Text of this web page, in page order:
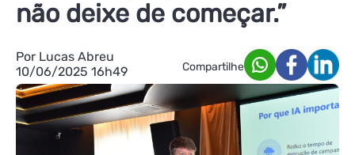
não deixe de começar.”
Por Lucas Abreu
10/06/2025 16h49
Compartilhe